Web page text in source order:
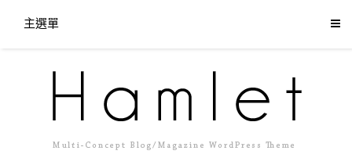
主選單